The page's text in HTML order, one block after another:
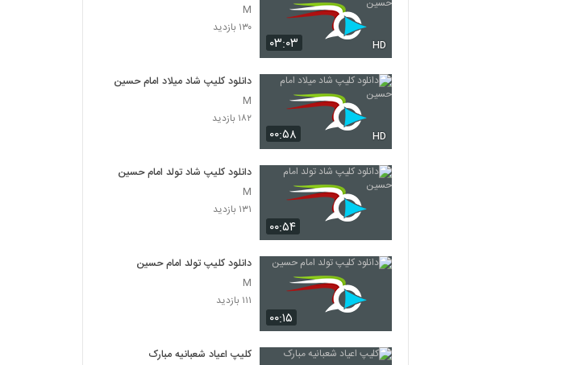
۰۳:۰۳ HD
M
۱۳۰ بازدید
۰۰:۵۸ HD
دانلود کلیپ شاد میلاد امام حسین
M
۱۸۲ بازدید
۰۰:۵۴
دانلود کلیپ شاد تولد امام حسین
M
۱۳۱ بازدید
۰۰:۱۵
دانلود کلیپ تولد امام حسین
M
۱۱۱ بازدید
کلیپ اعیاد شعبانیه مبارک